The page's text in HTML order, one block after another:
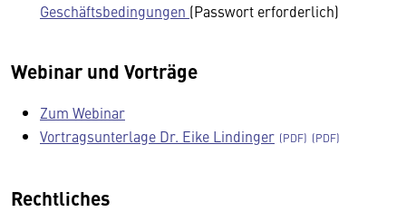
Geschäftsbedingungen (Passwort erforderlich)
Webinar und Vorträge
Zum Webinar
Vortragsunterlage Dr. Eike Lindinger
Rechtliches